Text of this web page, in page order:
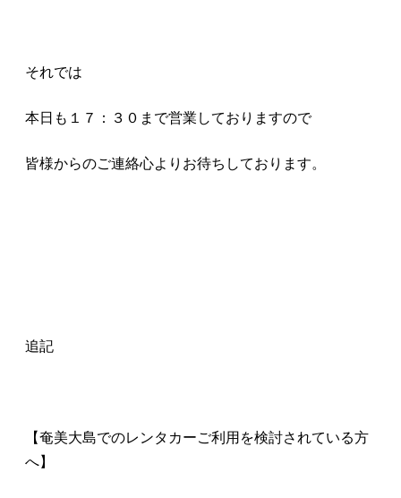
それでは
本日も１７：３０まで営業しておりますので
皆様からのご連絡心よりお待ちしております。
追記
【奄美大島でのレンタカーご利用を検討されている方
へ】